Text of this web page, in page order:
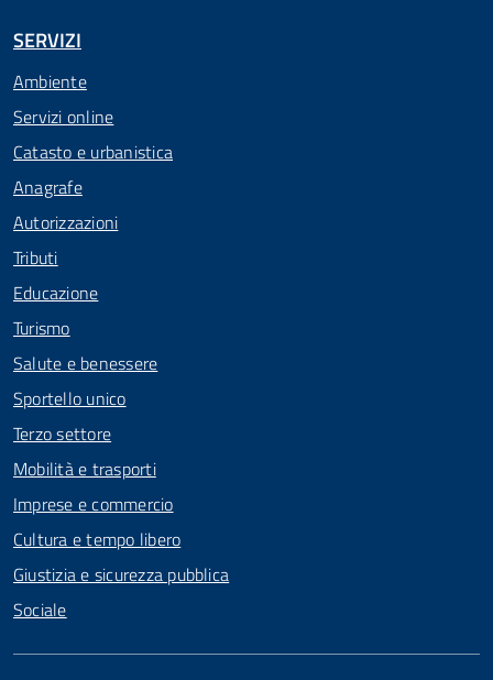
SERVIZI
Ambiente
Servizi online
Catasto e urbanistica
Anagrafe
Autorizzazioni
Tributi
Educazione
Turismo
Salute e benessere
Sportello unico
Terzo settore
Mobilità e trasporti
Imprese e commercio
Cultura e tempo libero
Giustizia e sicurezza pubblica
Sociale